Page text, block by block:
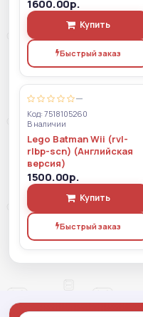
1600.00р.
Купить
Быстрый заказ
—
Код: 7518105260
В наличии
Lego Batman Wii (rvl-
rlbp-scn) (Английская
версия)
1500.00р.
Купить
Быстрый заказ